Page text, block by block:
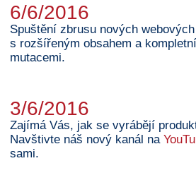
6/6/2016
Spuštění zbrusu nových
s rozšířeným obsahem a
mutacemi.
3/6/2016
Zajímá Vás, jak se vyrábějí
Navštivte náš nový kanál na
sami.